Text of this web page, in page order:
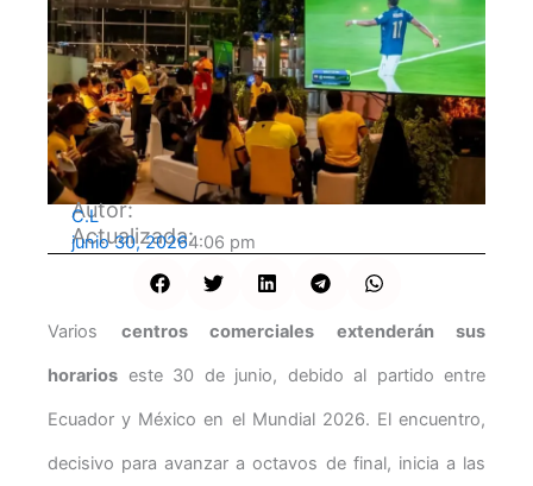
Autor:
C.L
Actualizada:
junio 30, 20264:06 pm
Varios centros comerciales extenderán sus
horarios este 30 de junio, debido al partido entre
Ecuador y México en el Mundial 2026. El encuentro,
decisivo para avanzar a octavos de final, inicia a las